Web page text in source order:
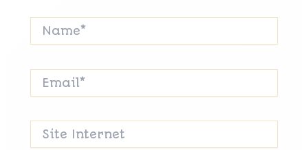
Name*
Email*
Site
Internet